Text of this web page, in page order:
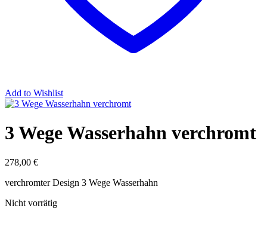
Add to Wishlist
3 Wege Wasserhahn verchromt
278,00 €
verchromter Design 3 Wege Wasserhahn
Nicht vorrätig